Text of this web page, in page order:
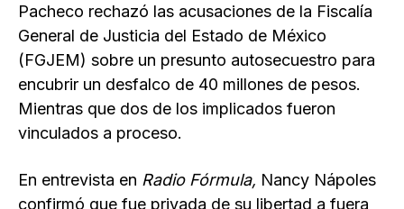
Pacheco rechazó las acusaciones de la Fiscalía
General de Justicia del Estado de México
(FGJEM) sobre un presunto autosecuestro para
encubrir un desfalco de 40 millones de pesos.
Mientras que dos de los implicados fueron
vinculados a proceso.
En entrevista en Radio Fórmula, Nancy Nápoles
confirmó que fue privada de su libertad a fuera